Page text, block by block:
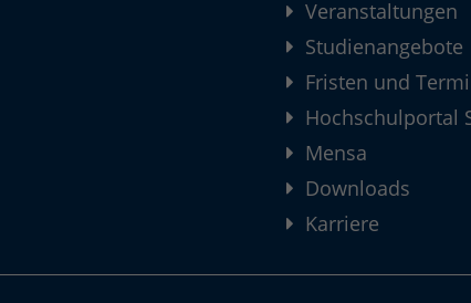
Veranstaltungen
Studienangebote
Fristen und
Hochschulportal
Mensa
Downloads
Karriere